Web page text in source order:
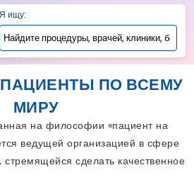
Я ищу:
ПО ВСЕМУ
МИРУ
на философии «пациент на
ведущей организацией в сфере
стремящейся сделать качественное